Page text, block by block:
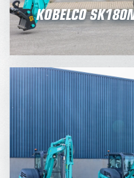
KOBELCO